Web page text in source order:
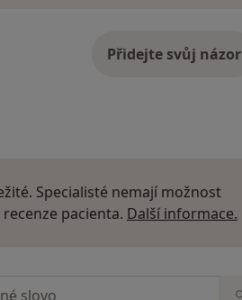
Přidejte svůj názor
Specialisté nemají možnost
pacienta. Další informace.